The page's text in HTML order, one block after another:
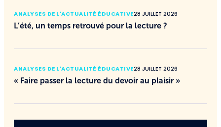
ANALYSES DE L'ACTUALITÉ ÉDUCATIVE28 JUILLET 2026
L’été, un temps retrouvé pour la lecture ?
ANALYSES DE L'ACTUALITÉ ÉDUCATIVE28 JUILLET 2026
« Faire passer la lecture du devoir au plaisir »